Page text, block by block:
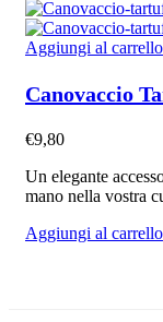
Aggiungi al carrello
Canovaccio
€9,80
Un elegante
mano nella vostra
Aggiungi al carrello